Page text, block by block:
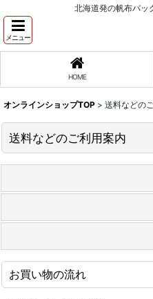
北海道発の帆布バッ
メニュー
HOME
オンラインショップTOP > 送料などの
送料などのご利用案内
お買い物の流れ